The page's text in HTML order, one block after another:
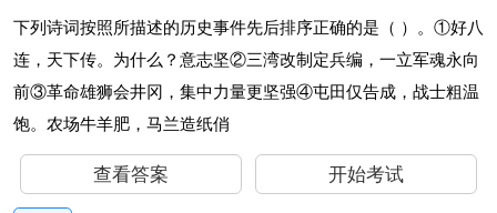
下列诗词按照所描述的历史事件先后排序正确的是（ ）。①好八
连，天下传。为什么？意志坚②三湾改制定兵编，一立军魂永向
前③革命雄狮会井冈，集中力量更坚强④屯田仅告成，战士粗温
饱。农场牛羊肥，马兰造纸俏
查看答案 开始考试